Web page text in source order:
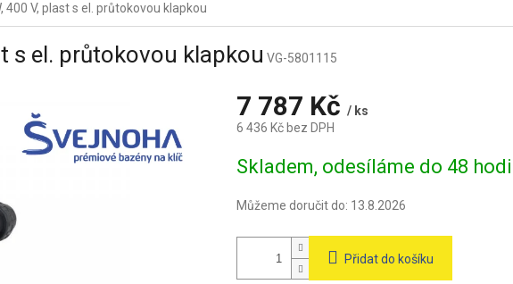
400 V, plast s el. průtokovou klapkou
s el. průtokovou klapkou VG-5801115
7 787 Kč / ks
6 436 Kč bez DPH
cena:
Skladem, odesíláme do 48
Můžeme doručit do: 13.8.2026
Přidat do košíku